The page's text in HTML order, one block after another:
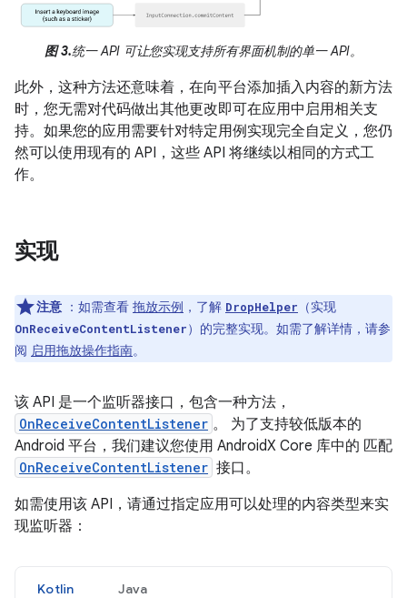
图 3.统一 API 可让您实现支持所有界面机制的单一 API。
此外，这种方法还意味着，在向平台添加插入内容的新方法
时，您无需对代码做出其他更改即可在应用中启用相关支
持。如果您的应用需要针对特定用例实现完全自定义，您仍
然可以使用现有的 API，这些 API 将继续以相同的方式工
作。
实现
注意 ：如需查看 拖放示例 ，了解 DropHelper （实现
OnReceiveContentListener）的完整实现。如需了解详情，请参
阅 启用拖放操作指南。
该 API 是一个监听器接口，包含一种方法，
OnReceiveContentListener 。 为了支持较低版本的
Android 平台，我们建议您使用 AndroidX Core 库中的 匹配
OnReceiveContentListener 接口。
如需使用该 API，请通过指定应用可以处理的内容类型来实
现监听器：
Kotlin Java